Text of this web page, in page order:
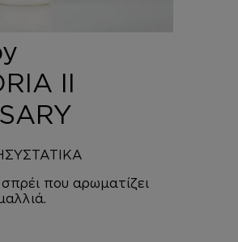
II
ΣΥΣΤΑΤΙΚΑ
που αρωματίζει